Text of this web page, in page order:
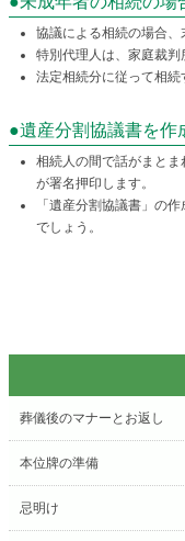
協議による相続の場合、
特別代理人は、家庭裁判
法定相続分に従って相続
●遺産分割協議書を作
相続人の間で話がまと
が署名押印します。
「遺産分割協議書」の
でしょう。
葬儀後のマナーとお返し
本位牌の準備
忌明け